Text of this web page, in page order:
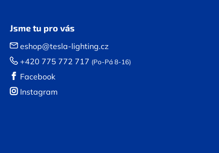
Jsme tu pro vás
eshop@tesla-lighting.cz
+420 775 772 717 (Po-Pá 8-16)
Facebook
Instagram